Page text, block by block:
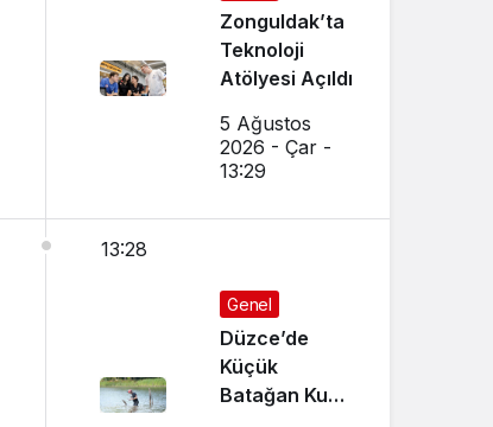
Zonguldak’ta
Teknoloji
Atölyesi Açıldı
5 Ağustos
2026 - Çar -
13:29
13:28
Genel
Düzce’de
Küçük
Batağan Kuşu